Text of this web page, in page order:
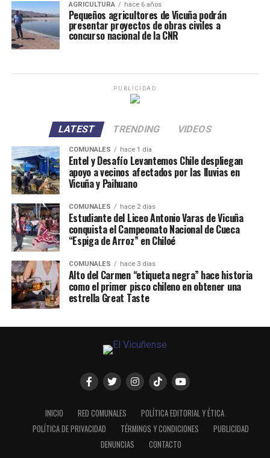
AGRICULTURA hace 6 años
Pequeños agricultores de Vicuña podrán
presentar proyectos de obras civiles a
concurso nacional de la CNR
PUBLICIDAD
LATEST TRENDING VIDEOS
COMUNALES hace 1 día
Entel y Desafío Levantemos Chile despliegan
apoyo a vecinos afectados por las lluvias en
Vicuña y Paihuano
COMUNALES hace 2 días
Estudiante del Liceo Antonio Varas de Vicuña
conquista el Campeonato Nacional de Cueca
“Espiga de Arroz” en Chiloé
COMUNALES hace 3 días
Alto del Carmen “etiqueta negra” hace historia
como el primer pisco chileno en obtener una
estrella Great Taste
INICIO RED COMUNALES
POLÍTICA EDITORIAL Y ÉTICA
POLÍTICA DE PRIVACIDAD
TÉRMINOS Y CONDICIONES
PUBLICIDAD
DENUNCIAS
CONTACTO